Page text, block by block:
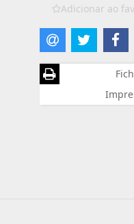
Adicionar ao